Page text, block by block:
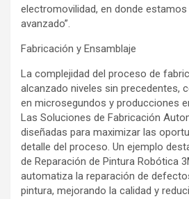
electromovilidad, en donde estamos
avanzado”.
Fabricación y Ensamblaje
La complejidad del proceso de
alcanzado niveles sin precedentes,
en microsegundos y producciones
Las Soluciones de Fabricación
diseñadas para maximizar las
detalle del proceso. Un ejemplo
de Reparación de Pintura Robótica
automatiza la reparación de
pintura, mejorando la calidad y